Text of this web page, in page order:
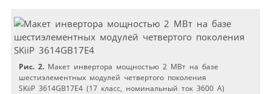
Рис. 2. Макет инвертора мощностью 2 МВт на базе
шестиэлементных модулей четвертого поколения
SKiiP 3614GB17E4 (17 класс, номинальный ток 3600 А)